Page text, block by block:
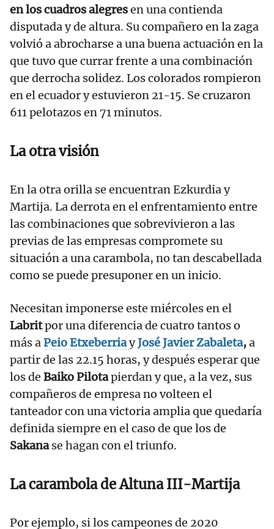
en los cuadros alegresen una contienda
disputada y de altura. Su compañero en la zaga
volvió a abrocharse a una buena actuación en la
que tuvo que currar frente a una combinación
que derrocha solidez. Los colorados rompieron
en el ecuador y estuvieron 21-15. Se cruzaron
611 pelotazos en 71 minutos.
La otra visión
En la otra orilla se encuentran Ezkurdia y
Martija. La derrota en el enfrentamiento entre
las combinaciones que sobrevivieron a las
previas de las empresas compromete su
situación a una carambola, no tan descabellada
como se puede presuponer en un inicio.
Necesitan imponerse este miércoles en el
Labritpor una diferencia de cuatro tantos o
más aPeioEtxeberriayJoséJavierZabaleta,a
partir de las 22.15 horas, y después esperar que
los de Baiko Pilotapierdan y que, a la vez, sus
compañeros de empresa no volteen el
tanteador con una victoria amplia que quedaría
definida siempre en el caso de que los de
Sakanase hagan con el triunfo.
La carambola de Altuna III-Martija
Por ejemplo, si los campeones de 2020